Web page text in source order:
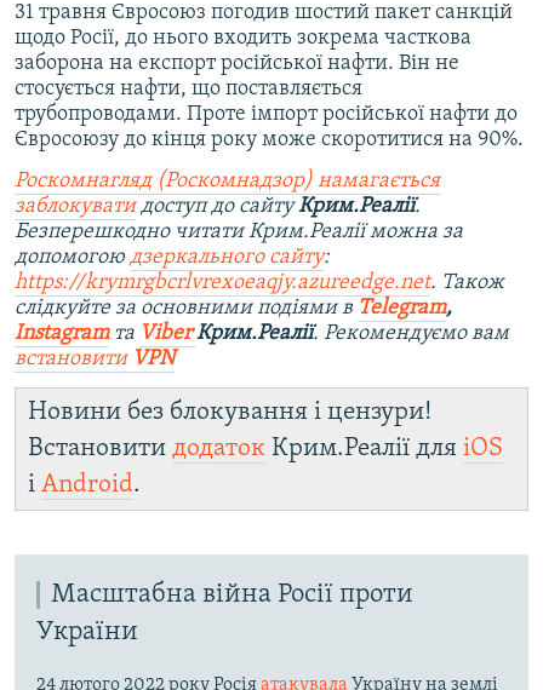
31 травня Євросоюз погодив шостий пакет санкцій
щодо Росії, до нього входить зокрема часткова
заборона на експорт російської нафти. Він не
стосується нафти, що поставляється
трубопроводами. Проте імпорт російської нафти до
Євросоюзу до кінця року може скоротитися на 90%.
Роскомнагляд (Роскомнадзор) намагається
заблокуватидоступ до сайтуКрим.Реалії.
Безперешкодно читати Крим.Реалії можна за
допомогою дзеркального сайту:
https://krymrgbcrlvrexoeaqjy.azureedge.net. Також
слідкуйте за основними подіями в Telegram,
Instagramта ViberКрим.Реалії. Рекомендуємо вам
встановити VPN
Новини без блокування і цензури!
Встановити додаток Крим.Реалії для iOS
і Android.
Масштабна війна Росії проти
України
24 лютого 2022 року Росіяатакувала Україну на землі